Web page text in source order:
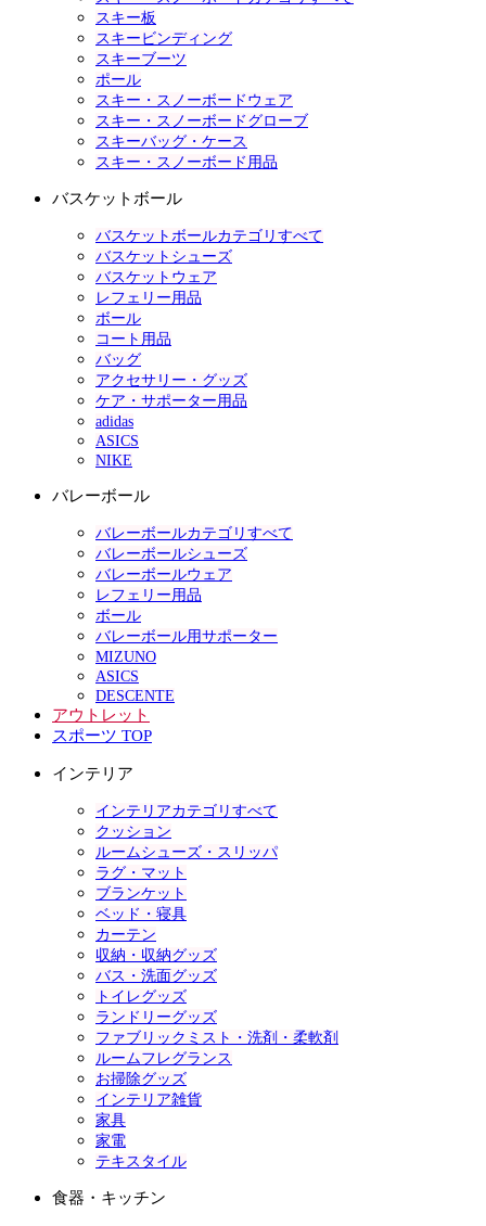
スキー板
スキービンディング
スキーブーツ
ポール
スキー・スノーボードウェア
スキー・スノーボードグローブ
スキーバッグ・ケース
スキー・スノーボード用品
バスケットボール
バスケットボールカテゴリすべて
バスケットシューズ
バスケットウェア
レフェリー用品
ボール
コート用品
バッグ
アクセサリー・グッズ
ケア・サポーター用品
adidas
ASICS
NIKE
バレーボール
バレーボールカテゴリすべて
バレーボールシューズ
バレーボールウェア
レフェリー用品
ボール
バレーボール用サポーター
MIZUNO
ASICS
DESCENTE
アウトレット
スポーツ TOP
インテリア
インテリアカテゴリすべて
クッション
ルームシューズ・スリッパ
ラグ・マット
ブランケット
ベッド・寝具
カーテン
収納・収納グッズ
バス・洗面グッズ
トイレグッズ
ランドリーグッズ
ファブリックミスト・洗剤・柔軟剤
ルームフレグランス
お掃除グッズ
インテリア雑貨
家具
家電
テキスタイル
食器・キッチン